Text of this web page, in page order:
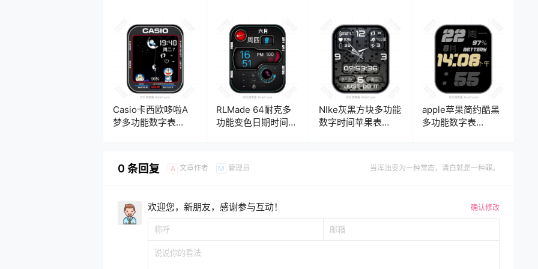
Casio卡西欧哆啦A
梦多功能数字表
RLMade 64耐克多
功能变色日期时间表
NIke灰黑方块多功能
数字时间苹果表
apple苹果简约酷黑
多功能数字表
0 条回复 A 文章作者 M 管理员 当浑浊变为一种常态，清白就是一种罪。
欢迎您，新朋友，感谢参与互动！ 确认修改